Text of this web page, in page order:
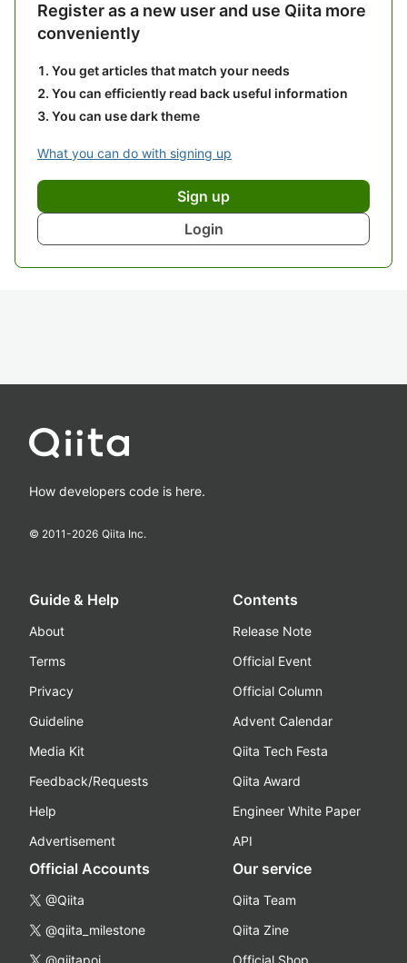
Register as a new user and use Qiita more
conveniently
You get articles that match your needs
You can efficiently read back useful information
You can use dark theme
What you can do with signing up
Sign up
Login
How developers code is here.
© 2011-2026 Qiita Inc.
Guide & Help
About
Terms
Privacy
Guideline
Media Kit
Feedback/Requests
Help
Advertisement
Contents
Release Note
Official Event
Official Column
Advent Calendar
Qiita Tech Festa
Qiita Award
Engineer White Paper
API
Official Accounts
@Qiita
@qiita_milestone
Our service
Qiita Team
Qiita Zine